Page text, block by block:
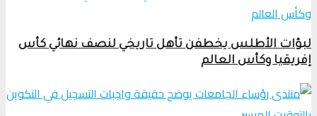
لبؤات الأطلس يخطفن تأهل تاريخي لنصف نهائي كأس
إفريقيا وكأس العالم